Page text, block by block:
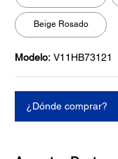
Beige Rosado
Modelo: V11HB73121
¿Dónde comprar?